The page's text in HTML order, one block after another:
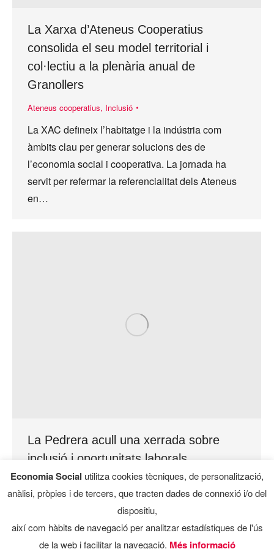
La Xarxa d’Ateneus Cooperatius
consolida el seu model territorial i
col·lectiu a la plenària anual de
Granollers
Ateneus cooperatius, Inclusió
La XAC defineix l’habitatge i la indústria com
àmbits clau per generar solucions des de
l’economia social i cooperativa. La jornada ha
servit per refermar la referencialitat dels Ateneus
en…
La Pedrera acull una xerrada sobre
inclusió i oportunitats laborals
Empreses de l’economia social i cooperativa ,Inclusió
El 13 de febrer de 2025 es va celebrar a La
Pedrera de Barcelona la taula rodona «Inclusió:
creant oportunitats laborals per a tothom»,
Economia Social utilitza cookies tècniques, de personalització,
anàlisi, pròpies i de tercers, que tracten dades de connexió i/o del
dispositiu,
així com hàbits de navegació per analitzar estadístiques de l'ús
de la web i facilitar la navegació. Més informació